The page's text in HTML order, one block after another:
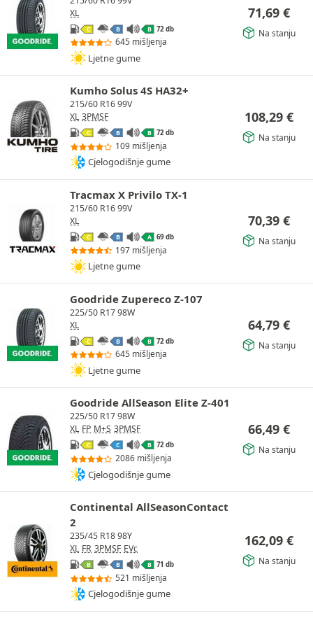
XL
C B B 72 db
645 mišljenja
Ljetne gume
71,69 €
Na stanju
Kumho Solus 4S HA32+
215/60 R16 99V
XL 3PMSF
C B B 72 db
109 mišljenja
Cjelogodišnje gume
108,29 €
Na stanju
Tracmax X Privilo TX-1
215/60 R16 99V
XL
C B A 69 db
197 mišljenja
Ljetne gume
70,39 €
Na stanju
Goodride Zupereco Z-107
225/50 R17 98W
XL
C B B 72 db
645 mišljenja
Ljetne gume
64,79 €
Na stanju
Goodride AllSeason Elite Z-401
225/50 R17 98W
XL FP M+S 3PMSF
C C B 72 db
2086 mišljenja
Cjelogodišnje gume
66,49 €
Na stanju
Continental AllSeasonContact
2
235/45 R18 98Y
XL FR 3PMSF EVc
B B B 71 db
521 mišljenja
Cjelogodišnje gume
162,09 €
Na stanju